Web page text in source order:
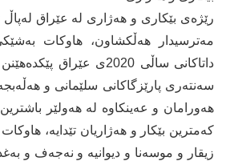
رێژەی بێكاری و هەژاری لە عێراق
مەترسیدار هەڵكشاون، هاوكات
داتاكانی ساڵی 2020ی عێراق
سەنتەری پارێزگاكانی سلێمانی و
هەورامان و عەینكاوە لە هەولێر
كەمترین بێكار و هەژاریان تێدایە،
زیقار و موسەنا و دیوانیە و نەجەف و